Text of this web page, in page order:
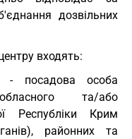
дозвільних
входять:
- посадова особа
та/або
Республіки Крим
районних та